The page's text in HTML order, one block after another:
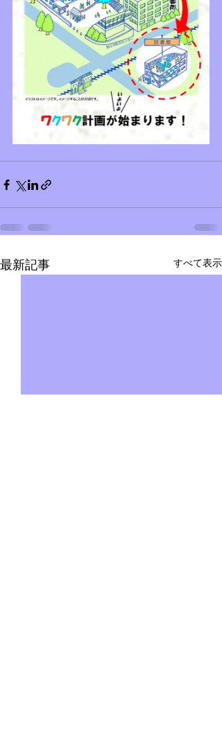
最新記事 すべて表示